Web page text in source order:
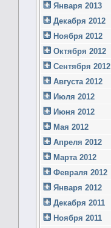
Января 2013
Декабря 2012
Ноября 2012
Октября 2012
Сентября 2012
Августа 2012
Июля 2012
Июня 2012
Мая 2012
Апреля 2012
Марта 2012
Февраля 2012
Января 2012
Декабря 2011
Ноября 2011